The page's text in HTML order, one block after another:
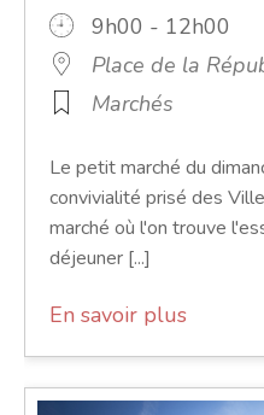
9h00 - 12h00
Place de la
Marchés
Le petit marché du
convivialité prisé des
marché où l'on trouve
déjeuner [...]
En savoir plus